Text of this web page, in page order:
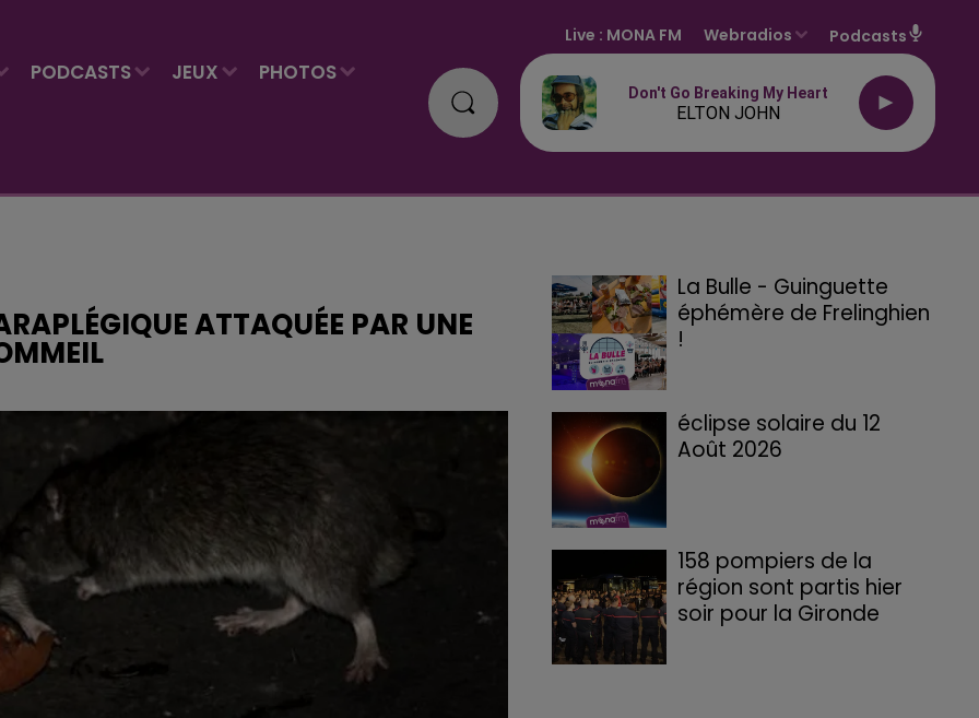
PODCASTS JEUX PHOTOS
Live : MONA FM Webradios Podcasts
Don't Go Breaking My Heart
ELTON JOHN
ATTAQUÉE PAR UNE
La Bulle - Guinguette
éphémère de Frelinghien
!
éclipse solaire du 12
Août 2026
158 pompiers de la
région sont partis hier
soir pour la Gironde